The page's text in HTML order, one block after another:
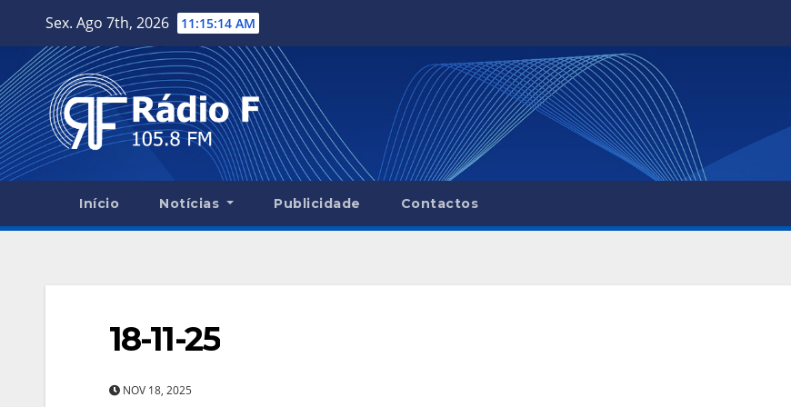
content
Sex. Ago 7th, 2026 11:15:15 AM
Início Notícias Publicidade Contactos
18-11-25
NOV 18, 2025